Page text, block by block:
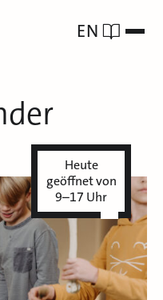
EN
Heute
geöffnet von
9–17 Uhr